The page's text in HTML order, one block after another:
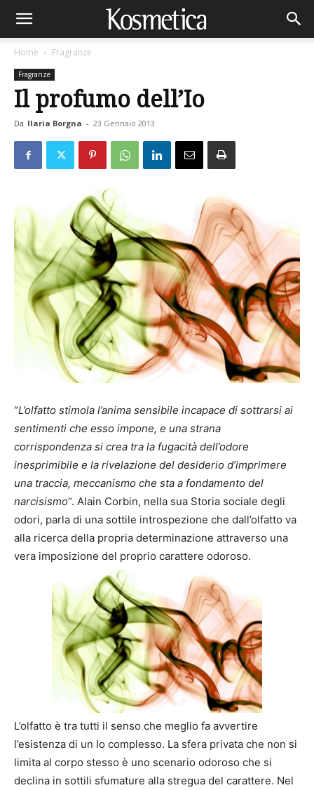
Home Fragranze
Fragranze
Il profumo dell’Io
Da Ilaria Borgna - 23 Gennaio 2013
“L’olfatto stimola l’anima sensibile incapace di sottrarsi ai
sentimenti che esso impone, e una strana
corrispondenza si crea tra la fugacità dell’odore
inesprimibile e la rivelazione del desiderio d’imprimere
una traccia, meccanismo che sta a fondamento del
narcisismo“. Alain Corbin, nella sua Storia sociale degli
odori, parla di una sottile introspezione che dall’olfatto va
alla ricerca della propria determinazione attraverso una
vera imposizione del proprio carattere odoroso.
L’olfatto è tra tutti il senso che meglio fa avvertire
l’esistenza di un Io complesso. La sfera privata che non si
limita al corpo stesso è uno scenario odoroso che si
declina in sottili sfumature alla stregua del carattere. Nel